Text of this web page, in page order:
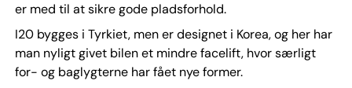
er med til at sikre gode pladsforhold.
I20 bygges i Tyrkiet, men er designet i Korea, og her har
man nyligt givet bilen et mindre facelift, hvor særligt
for- og baglygterne har fået nye former.